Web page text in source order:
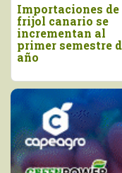
de
se
al
semestre del